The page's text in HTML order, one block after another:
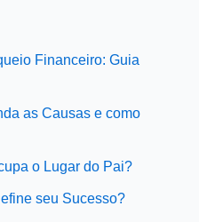
Financeiro: Guia
as Causas e como
o Lugar do Pai?
seu Sucesso?